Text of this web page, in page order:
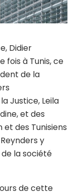
Didier
fois à Tunis, ce
de la
Justice, Leila
et des
des Tunisiens
y
la société
de cette